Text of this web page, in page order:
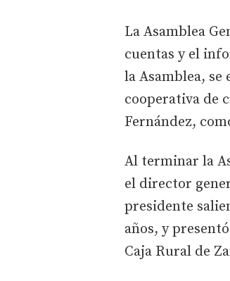
La Asamblea
cuentas y el
la Asamblea, se
cooperativa de
Fernández,
Al terminar la
el director
presidente
años, y
Caja Rural de